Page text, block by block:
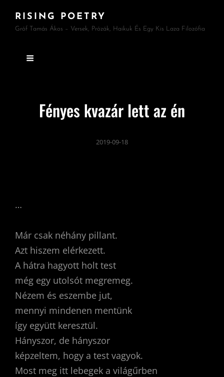
RISING POETRY
Gróf Tamás Ákos – Versek, Prózák, Haikuk És Egy Kis Laza Filozófia
Fényes kvazár lett az én
2019-09-18
…
Már csak néhány pillant.
Azt hiszem elérkezett.
A hátra hagyott holt test
még egy utolsót megremeg.
Nézem és eszembe jut,
mennyi mindenen mentünk
így együtt keresztül.
Hányszor, de hányszor
képzeltem, hogy a test vagyok.
Most meg itt lebegek a világűrben